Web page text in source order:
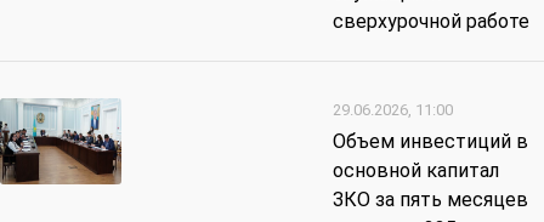
сверхурочной работе
29.06.2026, 11:00
Объем инвестиций в
основной капитал
ЗКО за пять месяцев